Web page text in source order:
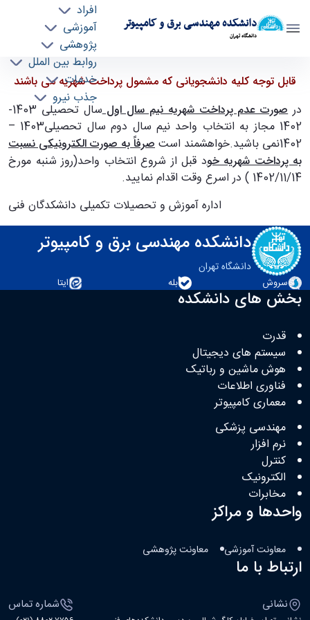
دانشکده مهندسی برق و کامپیوتر
دانشگاه تهران
افراد
آموزشی
پژوهشی
روابط بین الملل
خدمات
جذب نیرو
قابل توجه کلیه دانشجویانی که مشمول پرداخت
شهریه می باشند - ece- دانشکده مهندسی برق و
کامپیوتر
قابل توجه کلیه دانشجویانی که مشمول پرداخت شهریه می باشند
درصورت عدم پرداخت شهریه نیم سال اول
سال تحصیلی 1403-
1402 مجاز به انتخاب واحد نیم سال دوم سال تحصیلی1403 –
1402نمی باشید.خواهشمند است
صرفاً به صورت الکترونیکی نسبت
به پرداخت شهریه خود قبل از شروع انتخاب واحد(روز شنبه مورخ
1402/11/14 ) در اسرع وقت اقدام نمایید.
اداره آموزش و تحصیلات تکمیلی دانشکدگان فنی
دانشکده مهندسی برق و کامپیوتر
دانشگاه تهران
سروش
بله ایتا
بخش های دانشکده
قدرت
سیستم های دیجیتال
هوش ماشین و رباتیک
فناوری اطلاعات
معماری کامپیوتر
مهندسی پزشکی
نرم افزار
کنترل
الکترونیک
مخابرات
واحدها و مراکز
معاونت آموزشی معاونت پژوهشی
ارتباط با ما
نشانی شماره تماس